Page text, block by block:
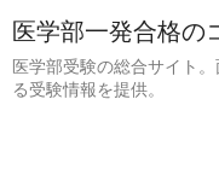
医学部一発合格の
医学部受験の総合サイト
る受験情報を提供。